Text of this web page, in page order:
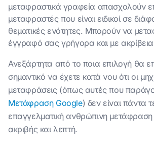
μεταφραστικά γραφεία απασχολούν
μεταφραστές που είναι ειδικοί σε
θεματικές ενότητες. Μπορούν να
έγγραφό σας γρήγορα και με
Ανεξάρτητα από το ποια επιλογή θα
σημαντικό να έχετε κατά νου ότι οι
μεταφράσεις (όπως αυτές που
Μετάφραση Google) δεν είναι πάντα
επαγγελματική ανθρώπινη μετάφραση
ακριβής και λεπτή.